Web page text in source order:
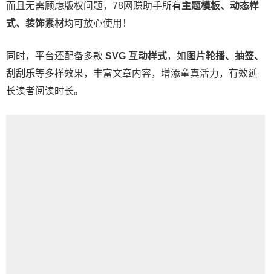
而且无需顾虑版权问题，78网赚助手所有主题模板、动态样
式、装饰素材均可放心使用！
同时，平台还配备多款 SVG 互动样式，如 图片轮播、抽签、
刮刮乐等多样效果，丰富文章内容，增添童真活力，有效延
长读者阅读时长。